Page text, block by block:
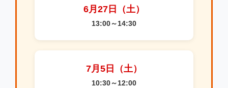
6月27日（土）
13:00～14:30
7月5日（土）
10:30～12:00